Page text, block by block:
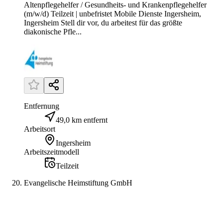
Altenpflegehelfer / Gesundheits- und Krankenpflegehelfer
(m/w/d) Teilzeit | unbefristet Mobile Dienste Ingersheim,
Ingersheim Stell dir vor, du arbeitest für das größte
diakonische Pfle...
Entfernung
49,0 km entfernt
Arbeitsort
Ingersheim
Arbeitszeitmodell
Teilzeit
Evangelische Heimstiftung GmbH